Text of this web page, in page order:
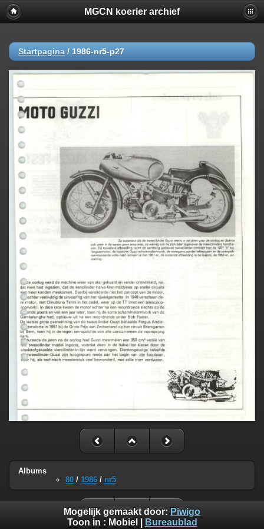
MGCN koerier archief
Startpagina / 1986-nr5-p27
Albums
80 / 1986 / nr5
Mogelijk gemaakt door: Piwigo
Toon in : Mobiel Bureaublad